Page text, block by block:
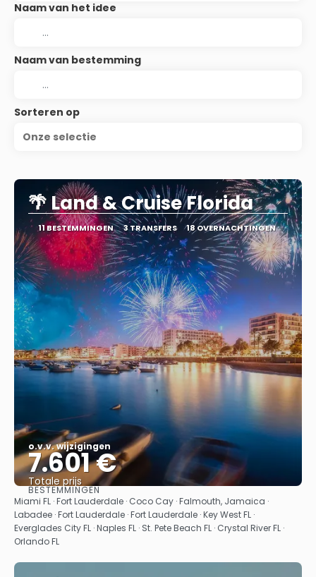
Naam van het idee
Naam van bestemming
Sorteren op
Onze selectie
🌴 Land & Cruise Florida
11 BESTEMMINGEN 3 TRANSFERS 18 OVERNACHTINGEN
o.v.v. wijzigingen
7.601 €
Totale prijs
Bekijk
BESTEMMINGEN
Miami FL · Fort Lauderdale · Coco Cay · Falmouth, Jamaica ·
Labadee · Fort Lauderdale · Fort Lauderdale · Key West FL ·
Everglades City FL · Naples FL · St. Pete Beach FL · Crystal River FL ·
Orlando FL